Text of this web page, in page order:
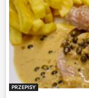
PRZEPISY